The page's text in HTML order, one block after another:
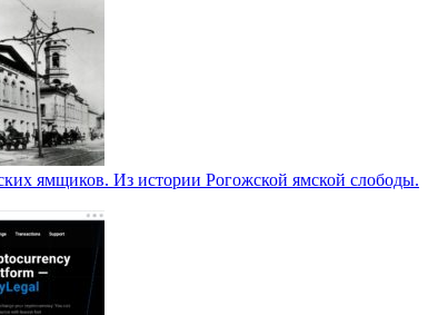
ямщиков. Из истории Рогожской ямской слободы.